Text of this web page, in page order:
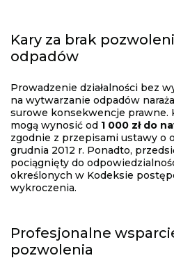
Kary za brak
odpadów
Prowadzenie działalności bez
na wytwarzanie odpadów
surowe konsekwencje prawne.
mogą wynosić od 1 000 zł do
zgodnie z przepisami ustawy o
grudnia 2012 r. Ponadto,
pociągnięty do
określonych w Kodeksie
wykroczenia.
Profesjonalne
pozwolenia